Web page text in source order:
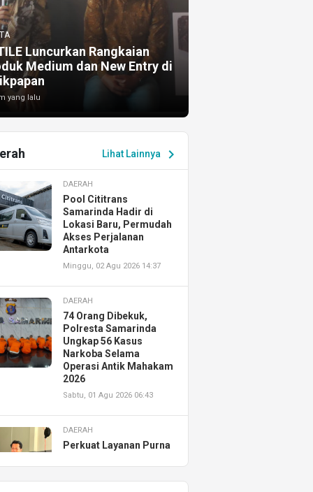
Luncurkan Rangkaian
Medium dan New Entry di
yang lalu
Lihat Lainnya chevron_right
DAERAH
Pool Cititrans
Samarinda Hadir di
Lokasi Baru, Permudah
Akses Perjalanan
Antarkota
Minggu, 02 Agu 2026 14:37
DAERAH
74 Orang Dibekuk,
Polresta Samarinda
Ungkap 56 Kasus
Narkoba Selama
Operasi Antik Mahakam
2026
Sabtu, 01 Agu 2026 06:43
DAERAH
Perkuat Layanan Purna
Resmikan AHASS